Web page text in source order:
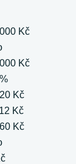
Kč
Kč
Kč
Kč
Kč